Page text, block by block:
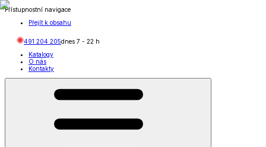
Přístupnostní navigace
Přejít k obsahu
491 204 205dnes 7 - 22 h
Katalogy
O nás
Kontakty